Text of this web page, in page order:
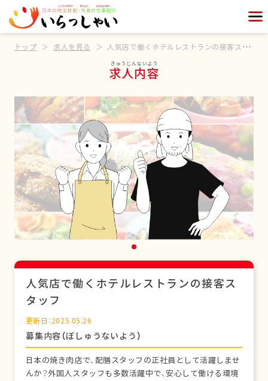
トップ 求人を見る 人気店で働くホテルレストランの接客スタッフ
求人内容
人気店で働くホテルレストランの接客ス
タッフ
更新日：2025.05.26
募集内容（ぼしゅうないよう）
日本の焼き肉店で、配膳スタッフの正社員として活躍しませ
んか？外国人スタッフも多数活躍中で、安心して働ける環境